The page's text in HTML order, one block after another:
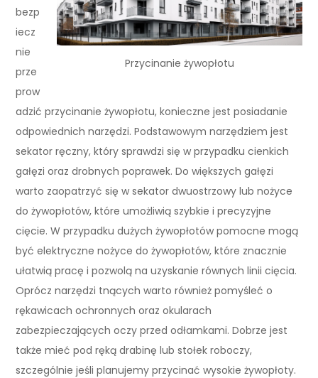
Przycinanie żywopłotu
bezp
iecz
nie
prze
prow
adzić przycinanie żywopłotu, konieczne jest posiadanie
odpowiednich narzędzi. Podstawowym narzędziem jest
sekator ręczny, który sprawdzi się w przypadku cienkich
gałęzi oraz drobnych poprawek. Do większych gałęzi
warto zaopatrzyć się w sekator dwuostrzowy lub nożyce
do żywopłotów, które umożliwią szybkie i precyzyjne
cięcie. W przypadku dużych żywopłotów pomocne mogą
być elektryczne nożyce do żywopłotów, które znacznie
ułatwią pracę i pozwolą na uzyskanie równych linii cięcia.
Oprócz narzędzi tnących warto również pomyśleć o
rękawicach ochronnych oraz okularach
zabezpieczających oczy przed odłamkami. Dobrze jest
także mieć pod ręką drabinę lub stołek roboczy,
szczególnie jeśli planujemy przycinać wysokie żywopłoty.